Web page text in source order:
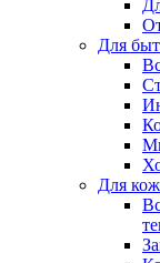
Для
Для